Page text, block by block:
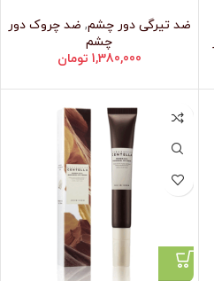
ضد تیرگی دور چشم, ضد چروک دور
چشم
1,380,000 تومان